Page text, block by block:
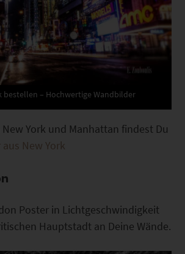
bestellen – Hochwertige Wandbilder
York und Manhattan findest Du
New York
Poster in Lichtgeschwindigkeit
Hauptstadt an Deine Wände.